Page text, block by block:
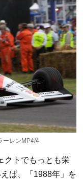
ーレンMP4/4
クトでもっとも栄
ば、「1988年」を